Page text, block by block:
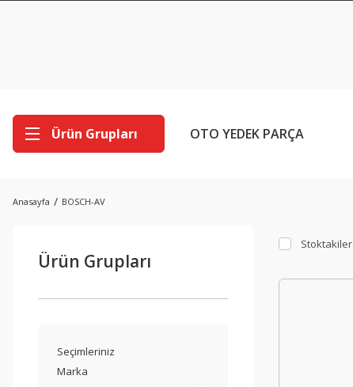
Ürün Grupları OTO YEDEK PARÇA
Anasayfa BOSCH-AV
Ürün Grupları
Seçimleriniz
Marka
Stoktakiler